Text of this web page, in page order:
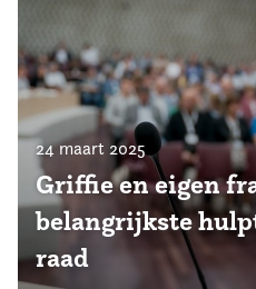
24 maart 2025
Griffie en eigen
belangrijkste
raad